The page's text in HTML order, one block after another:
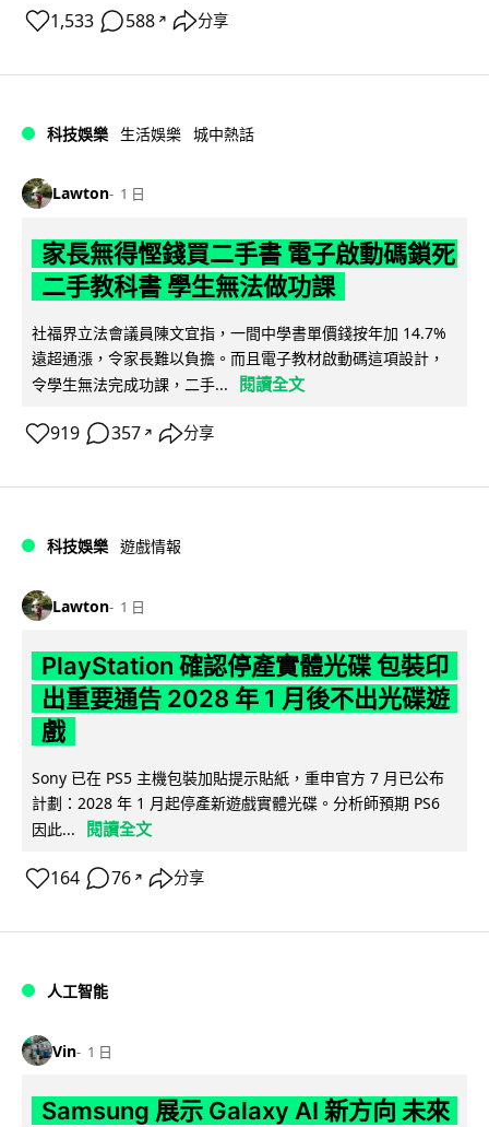
1,533 588 ↗ 分享
科技娛樂 生活娛樂 城中熱話
Lawton 1 日
家長無得慳錢買二手書 電子啟動碼鎖死
二手教科書 學生無法做功課
社福界立法會議員陳文宜指，一間中學書單價錢按年加 14.7%
遠超通漲，令家長難以負擔。而且電子教材啟動碼這項設計，
令學生無法完成功課，二手...
閱讀全文
919 357 ↗ 分享
科技娛樂 遊戲情報
Lawton 1 日
PlayStation 確認停產實體光碟 包裝印
出重要通告 2028 年 1 月後不出光碟遊
戲
Sony 已在 PS5 主機包裝加貼提示貼紙，重申官方 7 月已公布
計劃：2028 年 1 月起停產新遊戲實體光碟。分析師預期 PS6
因此...
閱讀全文
164 76 ↗ 分享
人工智能
Vin 1 日
Samsung 展示 Galaxy AI 新方向 未來